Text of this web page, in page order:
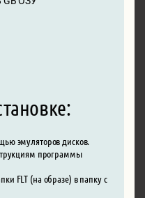
эмуляторов дисков.
программы
FLT (на образе) в папку с